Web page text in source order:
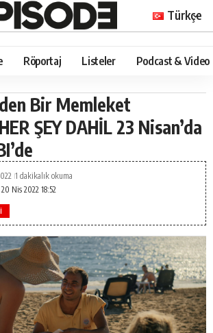
Türkçe
Röportaj Listeler Podcast & Video
Bir Memleket
ŞEY DAHİL 23 Nisan’da
Nis 2022 18:52
1 dakikalık okuma